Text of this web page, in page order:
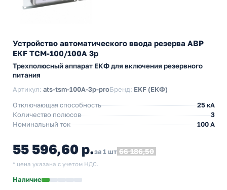
Устройство автоматического ввода резерва АВР
EKF ТСM-100/100А 3р
Трехполюсный аппарат ЕКФ для включения резервного
питания
Артикул: ats-tsm-100A-3p-proБренд: EKF (ЕКФ)
Отключающая способность
25 кА
Количество полюсов
3
Номинальный ток
100 А
55 596,60 р.за 1 шт 66 186,50
* цена указана с учетом НДС.
Наличие